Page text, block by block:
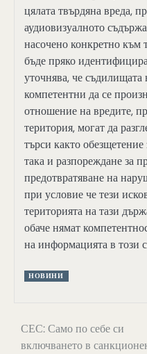
цялата твърдяна вреда,
аудиовизуалното
насочено конкретно към
бъде пряко
уточнява, че
компетентни да се
отношение на вредите,
територия, могат да
търси както
така и разпореждане за
предотвратяване на
при условие че тези
територията на тази
обаче нямат
на информацията в този
НОВИНИ
Навигация
СЕС: Само по себе си
включването в